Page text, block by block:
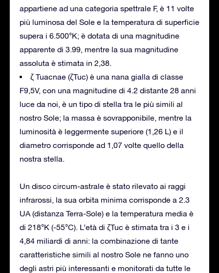
appartiene ad una categoria spettrale F, è 11 volte
più luminosa del Sole e la temperatura di superficie
supera i 6.500°K; è dotata di una magnitudine
apparente di 3.99, mentre la sua magnitudine
assoluta è stimata in 2,38.
ζ Tuacnae (ζTuc) è una nana gialla di classe
F9,5V, con una magnitudine di 4.2 distante 28 anni
luce da noi, è un tipo di stella tra le più simili al
nostro Sole; la massa è sovrapponibile, mentre la
luminosità è leggermente superiore (1,26 L) e il
diametro corrisponde ad 1,07 volte quello della
nostra stella.
Un disco circum-astrale è stato rilevato ai raggi
infrarossi, la sua orbita minima corrisponde a 2.3
UA (distanza Terra-Sole) e la temperatura media è
di 218°K (-55°C). L’età di ζTuc è stimata tra i 3 e i
4,84 miliardi di anni: la combinazione di tante
caratteristiche simili al nostro Sole ne fanno uno
degli astri più interessanti e monitorati da tutte le